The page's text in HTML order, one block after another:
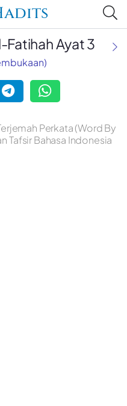
Fatihah Ayat 3
Perkata (Word By
Tafsir Bahasa Indonesia